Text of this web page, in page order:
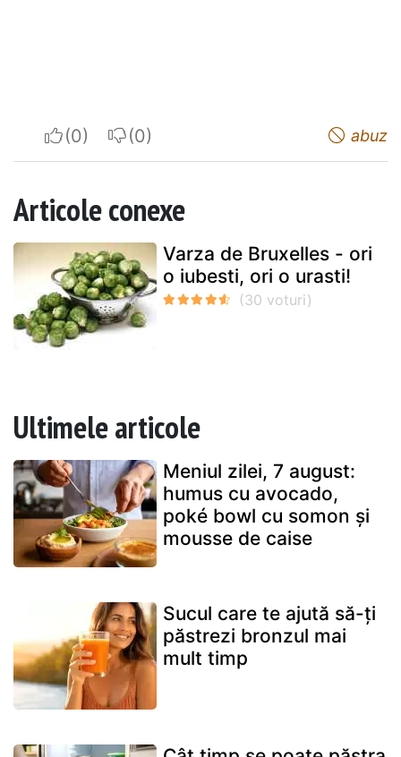
I apreciateI do not appreciate abuz
Articole conexe
Varza de Bruxelles - ori
o iubesti, ori o urasti!
Ultimele articole
Meniul zilei, 7 august:
humus cu avocado,
poké bowl cu somon și
mousse de caise
Sucul care te ajută să-ți
păstrezi bronzul mai
mult timp